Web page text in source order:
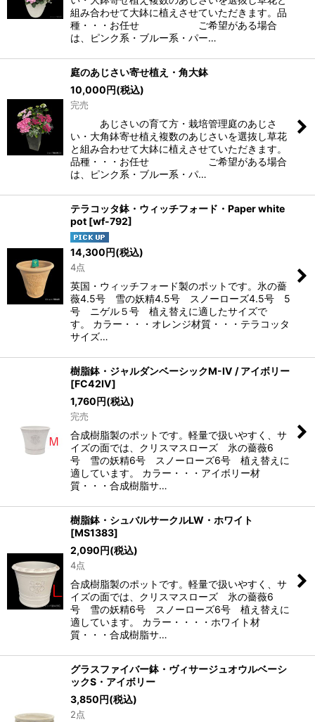
組み合わせて大鉢に植えさせていただきます。品
種・・・お任せ ご希望がある場合
は、ピンク系・ブルー系・パー…
庭のあじさい寄せ植え・角大鉢
10,000円(税込)
完売
あじさいの育て方・栽培管理庭のあじさ
い・大角鉢寄せ植え複数のあじさいを選抜し草花
と組み合わせて大鉢に植えさせていただきます。
品種・・・お任せ ご希望がある場合
は、ピンク系・ブルー系・パ…
テラコッタ鉢・ウィッチフォード・Paper white
pot [wf-792]
14,300円(税込)
4点
英国・ウィッチフォード製のポットです。氷の薔
薇4.5号 雪の妖精4.5号 スノーローズ4.5号 5
号 ニゲル５号 植え替えに適したサイズで
す。 カラー・・・オレンジ材質・・・テラコッタ
サイズ…
樹脂鉢・ジャルダンベーシックM-IV / アイボリー
[FC42IV]
1,760円(税込)
完売
合成樹脂製のポットです。軽量で扱いやすく、サ
イズの面では、クリスマスローズ 氷の薔薇6
号 雪の妖精6号 スノーローズ6号 植え替えに
適しています。 カラー・・・アイボリー材
質・・・合成樹脂サ…
樹脂鉢・シュバルサークルLW・ホワイト
[MS1383]
2,090円(税込)
4点
合成樹脂製のポットです。軽量で扱いやすく、サ
イズの面では、クリスマスローズ 氷の薔薇6
号 雪の妖精6号 スノーローズ6号 植え替えに
適しています。 カラー・・・・ホワイト材
質・・・合成樹脂サ…
グラスファイバー鉢・ヴィサージュオウルベーシ
ックS・アイボリー
3,850円(税込)
2点